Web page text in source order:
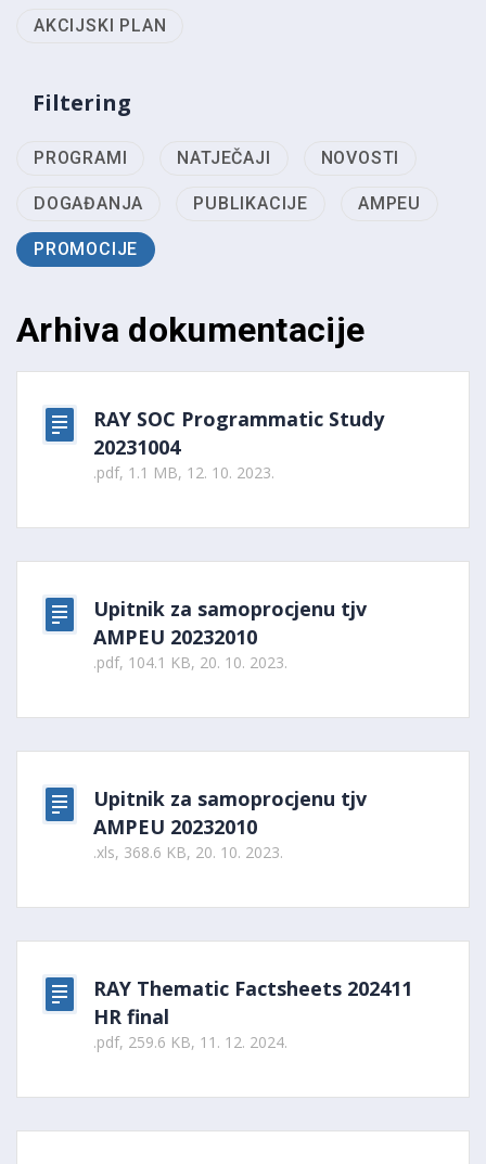
AKCIJSKI PLAN
Filtering
PROGRAMI NATJEČAJI NOVOSTI
DOGAĐANJA PUBLIKACIJE AMPEU
PROMOCIJE
Arhiva dokumentacije
RAY SOC Programmatic Study
20231004
.pdf, 1.1 MB, 12. 10. 2023.
Upitnik za samoprocjenu tjv
AMPEU 20232010
.pdf, 104.1 KB, 20. 10. 2023.
Upitnik za samoprocjenu tjv
AMPEU 20232010
.xls, 368.6 KB, 20. 10. 2023.
RAY Thematic Factsheets 202411
HR final
.pdf, 259.6 KB, 11. 12. 2024.